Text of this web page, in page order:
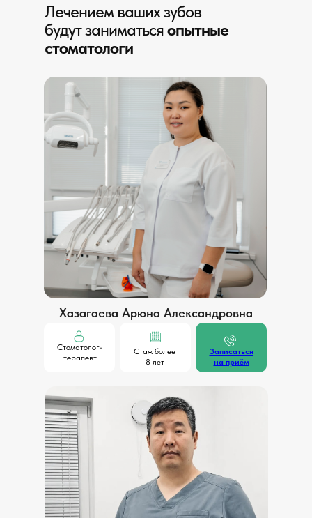
Лечением ваших зубов
будут заниматьсяопытные
стоматологи
Стоматолог-
терапевт
Записаться
на приём
Стаж более
8 лет
Хазагаева Арюна Александровна